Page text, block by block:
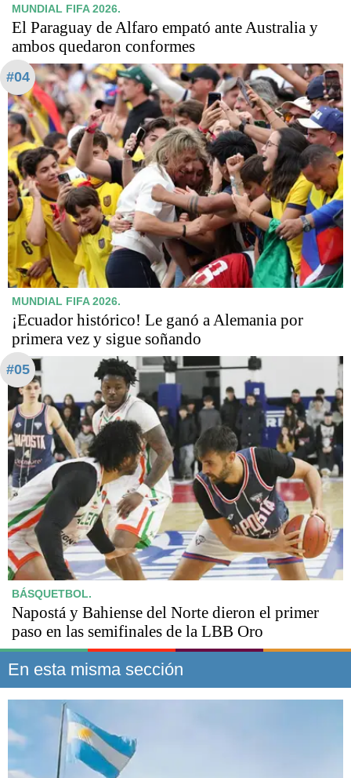
MUNDIAL FIFA 2026.
El Paraguay de Alfaro empató ante Australia y
ambos quedaron conformes
#04
MUNDIAL FIFA 2026.
¡Ecuador histórico! Le ganó a Alemania por
primera vez y sigue soñando
#05
BÁSQUETBOL.
Napostá y Bahiense del Norte dieron el primer
paso en las semifinales de la LBB Oro
En esta misma sección